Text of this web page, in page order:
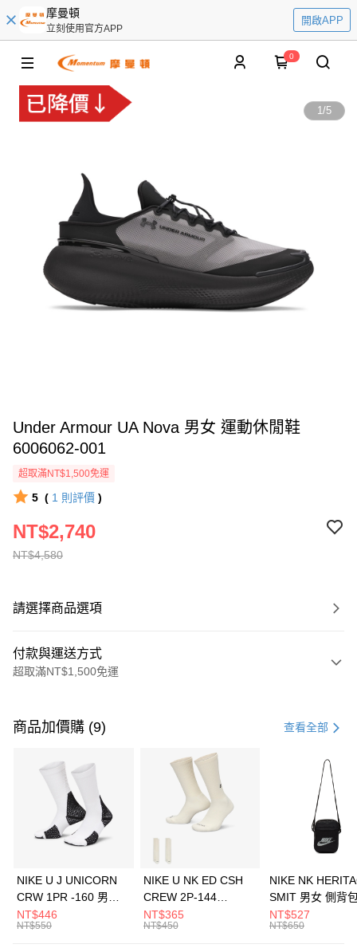
摩曼頓
立刻使用官方APP
開啟APP
0
1/5
Under Armour UA Nova 男女 運動休閒鞋
6006062-001
超取滿NT$1,500免運
5 ( 1 則評價 )
NT$4,580
NT$2,740
請選擇商品選項
付款與運送方式
超取滿NT$1,500免運
信用卡一次付款
3 期 0 利率 每期 21家銀行
合作金庫商業銀行
第一商業銀行
華南商業銀行
彰化商業銀行
上海商業儲蓄銀行
元大商業銀行
Apple Pay
全盈+PAY
AFTEE先享後付
商品加價購 (9) 查看全部
NIKE U J UNICORN
CRW 1PR -160 男女
中統襪 FZ3393100
NT$446
NT$550
NIKE U NK ED CSH
CREW 2P-144
EMBRDY 男女 短統襪
FZ3073133
NT$365
NT$450
NIKE NK
SMIT 男女 側背
BA5871010
NT$527
NT$650